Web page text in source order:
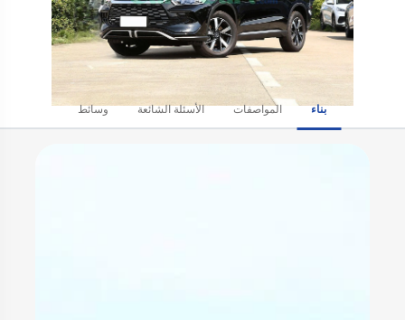
بناء المواصفات الأسئلة الشائعة وسائط